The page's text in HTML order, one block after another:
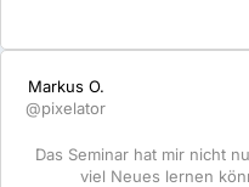
Markus O.
@pixelator
Das Seminar hat mir nicht
viel Neues lernen